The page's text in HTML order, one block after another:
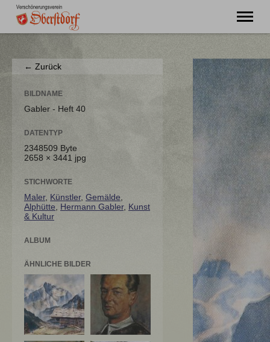
"Ming Huimat mueß de Kinde blibe!"
Verein
Chronik
Unser Oberstdorf
Flurnamen
Literatur
Kontakt
← Zurück
BILDNAME
Gabler - Heft 40
DATENTYP
2348509 Byte
2658 × 3441 jpg
STICHWORTE
Maler, Künstler, Gemälde
Alphütte
Hermann Gabler, Kunst
& Kultur
ALBUM
ÄHNLICHE BILDER